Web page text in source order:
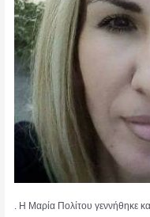
. Η Μαρία Πολίτου γεννήθηκε